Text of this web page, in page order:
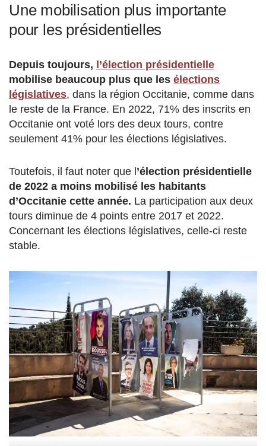
Une mobilisation plus importante
pour les présidentielles
Depuis toujours, l’élection présidentielle
mobilise beaucoup plus que les élections
législatives, dans la région Occitanie, comme dans
le reste de la France. En 2022, 71% des inscrits en
Occitanie ont voté lors des deux tours, contre
seulement 41% pour les élections législatives.
Toutefois, il faut noter que l’élection présidentielle
de 2022 a moins mobilisé les habitants
d’Occitanie cette année. La participation aux deux
tours diminue de 4 points entre 2017 et 2022.
Concernant les élections législatives, celle-ci reste
stable.